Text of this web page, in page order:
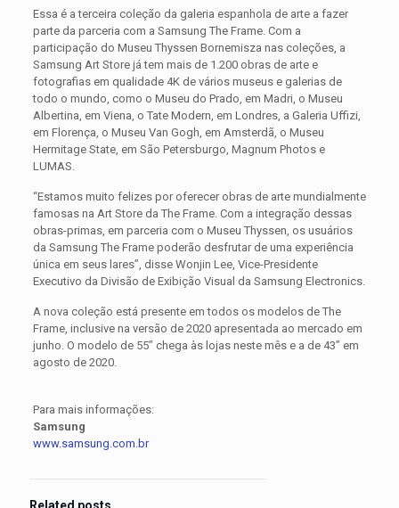
Essa é a terceira coleção da galeria espanhola de arte a fazer
parte da parceria com a Samsung The Frame. Com a
participação do Museu Thyssen Bornemisza nas coleções, a
Samsung Art Store já tem mais de 1.200 obras de arte e
fotografias em qualidade 4K de vários museus e galerias de
todo o mundo, como o Museu do Prado, em Madri, o Museu
Albertina, em Viena, o Tate Modern, em Londres, a Galeria Uffizi,
em Florença, o Museu Van Gogh, em Amsterdã, o Museu
Hermitage State, em São Petersburgo, Magnum Photos e
LUMAS.
“Estamos muito felizes por oferecer obras de arte mundialmente
famosas na Art Store da The Frame. Com a integração dessas
obras-primas, em parceria com o Museu Thyssen, os usuários
da Samsung The Frame poderão desfrutar de uma experiência
única em seus lares”, disse Wonjin Lee, Vice-Presidente
Executivo da Divisão de Exibição Visual da Samsung Electronics.
A nova coleção está presente em todos os modelos de The
Frame, inclusive na versão de 2020 apresentada ao mercado em
junho. O modelo de 55” chega às lojas neste mês e a de 43” em
agosto de 2020.
Para mais informações:
Samsung
www.samsung.com.br